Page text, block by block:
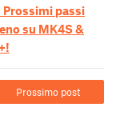
Prossimi passi
su MK4S &
Prossimo post